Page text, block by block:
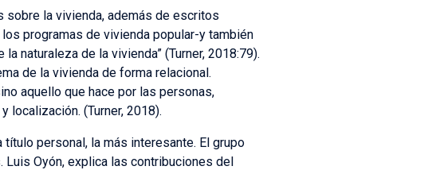
la vivienda, además de escritos
programas de vivienda popular-y también
naturaleza de la vivienda” (Turner, 2018:79).
de la vivienda de forma relacional.
aquello que hace por las personas,
localización. (Turner, 2018).
personal, la más interesante. El grupo
Oyón, explica las contribuciones del